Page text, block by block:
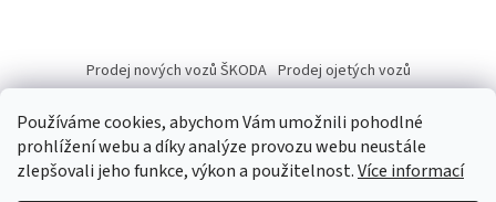
Používáme cookies, abychom Vám umožnili pohodlné
prohlížení webu a díky analýze provozu webu neustále
zlepšovali jeho funkce, výkon a použitelnost.Více informací
Prodej nových vozů ŠKODA Prodej ojetých vozů